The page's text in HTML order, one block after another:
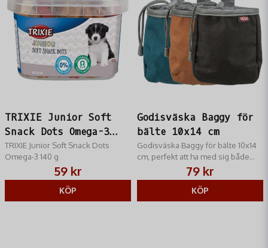
TRIXIE Junior Soft
Snack Dots Omega-3
140 g
TRIXIE Junior Soft Snack Dots
Omega-3 140 g
59 kr
KÖP
Godisväska Baggy för
bälte 10x14 cm
Godisväska Baggy för bälte 10x14
cm, perfekt att ha med sig både
under promenaden och träningen
79 kr
KÖP